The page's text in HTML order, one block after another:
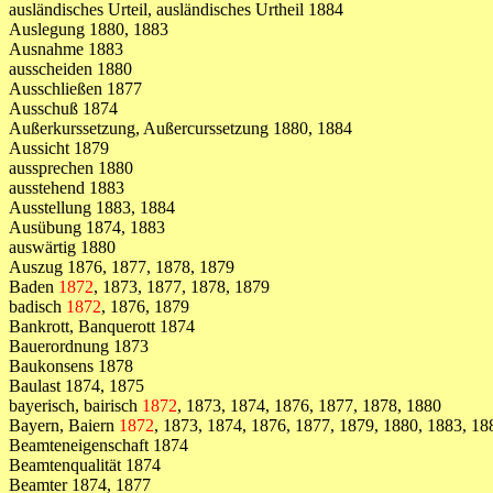
ausländisches Urteil, ausländisches Urtheil 1884
Auslegung 1880, 1883
Ausnahme 1883
ausscheiden 1880
Ausschließen 1877
Ausschuß 1874
Außerkurssetzung, Außercurssetzung 1880, 1884
Aussicht 1879
aussprechen 1880
ausstehend 1883
Ausstellung 1883, 1884
Ausübung 1874, 1883
auswärtig 1880
Auszug 1876, 1877, 1878, 1879
Baden 1872, 1873, 1877, 1878, 1879
badisch 1872, 1876, 1879
Bankrott, Banquerott 1874
Bauerordnung 1873
Baukonsens 1878
Baulast 1874, 1875
bayerisch, bairisch 1872, 1873, 1874, 1876, 1877, 1878, 1880
Bayern, Baiern 1872, 1873, 1874, 1876, 1877, 1879, 1880, 1883,
Beamteneigenschaft 1874
Beamtenqualität 1874
Beamter 1874, 1877